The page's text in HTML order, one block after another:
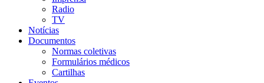
Radio
TV
Notícias
Documentos
Normas coletivas
Formulários médicos
Cartilhas